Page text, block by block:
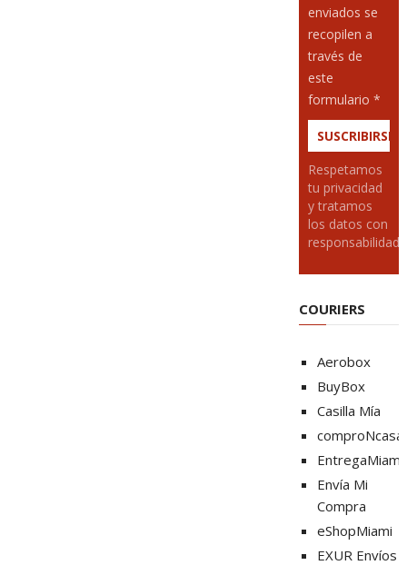
enviados se
recopilen a
través de
este
formulario *
Respetamos
tu privacidad
y tratamos
los datos con
responsabilidad
COURIERS
Aerobox
BuyBox
Casilla Mía
comproNcasa
EntregaMiami
Envía Mi
Compra
eShopMiami
EXUR Envíos